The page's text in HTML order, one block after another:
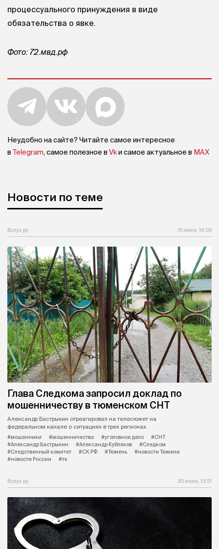
процессуального принуждения в виде
обязательства о явке.
Фото: 72.мвд.рф
Неудобно на сайте? Читайте самое интересное
в Telegram, самое полезное в Vkи самое актуальное в MAX
Новости по теме
Вслух.ру 31 июля, 16:09
Глава Следкома запросил доклад по
мошенничеству в тюменском СНТ
Александр Бастрыкин отреагировал на телесюжет на
федеральном канале о ситуациях в трех регионах.
#мошенники
#мошенничество #уголовное дело
#СНТ
#Александр Бастрыкин
#Александр Кубляков
#Следком
#Следственный комитет
#СК РФ #Тюмень
#новости Тюмени
#новости России
#тк
Вслух.ру 30 июля, 13:51